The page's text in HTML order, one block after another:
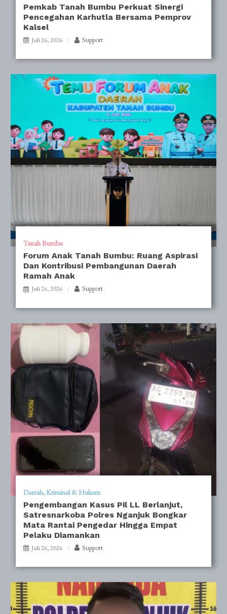
Pemkab Tanah Bumbu Perkuat Sinergi
Pencegahan Karhutla Bersama Pemprov
Kalsel
Juli 26, 2026 Support
Tanah Bumbu
Forum Anak Tanah Bumbu: Ruang Aspirasi
Dan Kontribusi Pembangunan Daerah
Ramah Anak
Juli 26, 2026 Support
Daerah Kriminal & Hukum
Pengembangan Kasus Pil LL Berlanjut,
Satresnarkoba Polres Nganjuk Bongkar
Mata Rantai Pengedar Hingga Empat
Pelaku Diamankan
Juli 26, 2026 Support